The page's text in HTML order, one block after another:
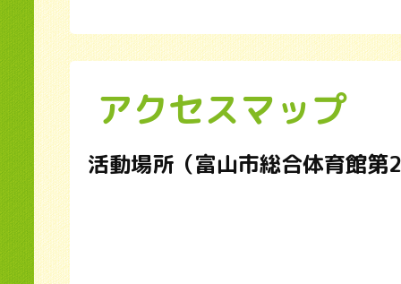
アクセスマップ
活動場所（富山市総合体育館第